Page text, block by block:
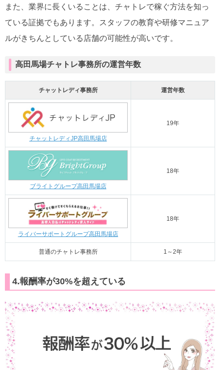
また、業界に長くいることは、チャトレで稼ぐ方法を知っ
ている証拠でもあります。スタッフの教育や研修マニュア
ルがきちんとしている店舗の可能性が高いです。
高田馬場チャトレ事務所の運営年数
チャットレディ事務所 運営年数
チャットレディJP高田馬場店
19年
ブライトグループ高田馬場店
18年
ライバーサポートグループ高田馬場店
18年
普通のチャトレ事務所 1～2年
4.報酬率が30%を超えている